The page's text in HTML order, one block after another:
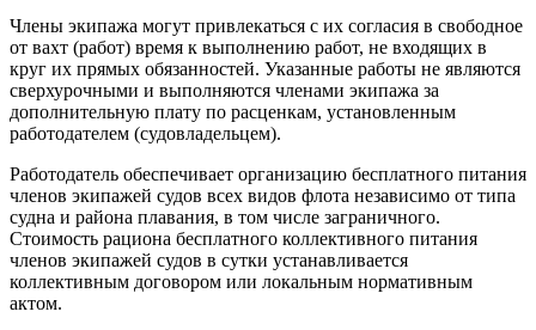
Члены экипажа могут привлекаться с их согласия в свободное
от вахт (работ) время к выполнению работ, не входящих в
круг их прямых обязанностей. Указанные работы не являются
сверхурочными и выполняются членами экипажа за
дополнительную плату по расценкам, установленным
работодателем (судовладельцем).
Работодатель обеспечивает организацию бесплатного питания
членов экипажей судов всех видов флота независимо от типа
судна и района плавания, в том числе заграничного.
Стоимость рациона бесплатного коллективного питания
членов экипажей судов в сутки устанавливается
коллективным договором или локальным нормативным
актом.